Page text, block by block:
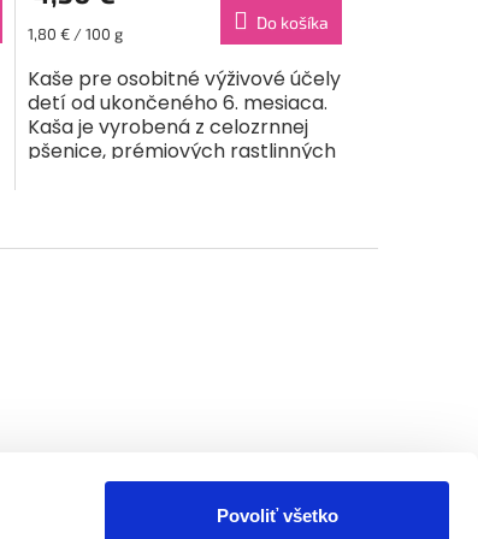
Povoliť všetko
Jednotková
1,80 € / 100 g
Do košíka
Kaše pre osobitné výživové účely
detí od ukončeného 6. mesiaca.
Kaša je vyrobená z celozrnnej
pšenice, prémiových rastlinných